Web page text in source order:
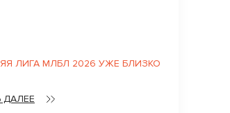
ЛИГА МЛБЛ 2026 УЖЕ БЛИЗКО
ДАЛЕЕ